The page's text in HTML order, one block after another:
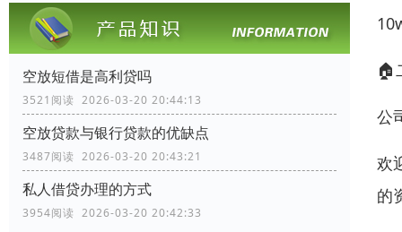
空放短借是高利贷吗
3521阅读 2026-03-20 20:44:13
空放贷款与银行贷款的优缺点
3487阅读 2026-03-20 20:43:21
私人借贷办理的方式
3954阅读 2026-03-20 20:42:33
🏠
公
欢
的